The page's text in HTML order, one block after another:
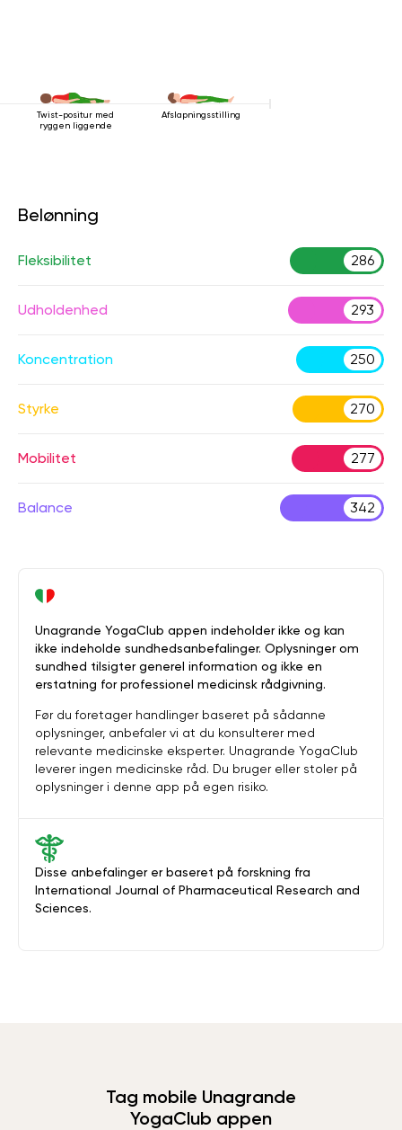
Twist-positur med
ryggen liggende
Afslapningsstilling
Belønning
Fleksibilitet 286
Udholdenhed 293
Koncentration 250
Styrke 270
Mobilitet 277
Balance 342
Disse anbefalinger er baseret på forskning fra
International Journal of Pharmaceutical Research and
Sciences.
Unagrande YogaClub appen indeholder ikke og kan
ikke indeholde sundhedsanbefalinger. Oplysninger om
sundhed tilsigter generel information og ikke en
erstatning for professionel medicinsk rådgivning.
Før du foretager handlinger baseret på sådanne
oplysninger, anbefaler vi at du konsulterer med
relevante medicinske eksperter. Unagrande YogaClub
leverer ingen medicinske råd. Du bruger eller stoler på
oplysninger i denne app på egen risiko.
Tag mobile Unagrande
YogaClub appen